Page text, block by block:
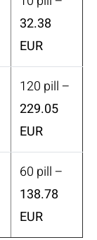
32.38
EUR
120 pill –
229.05
EUR
60 pill –
138.78
EUR